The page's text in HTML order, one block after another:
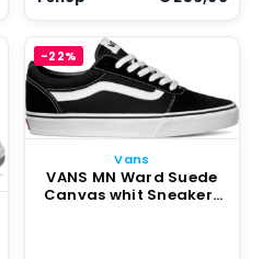
-22%
Vans
VANS MN Ward Suede
Canvas whit Sneakers